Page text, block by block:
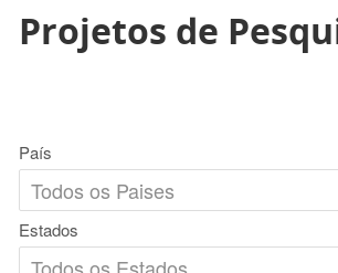
Projetos de
País
Estados